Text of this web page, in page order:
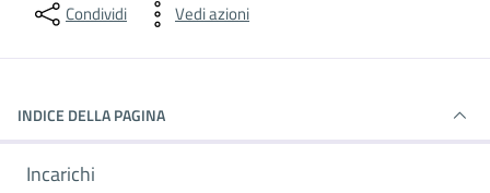
Condividi Vedi azioni
INDICE DELLA PAGINA
Incarichi